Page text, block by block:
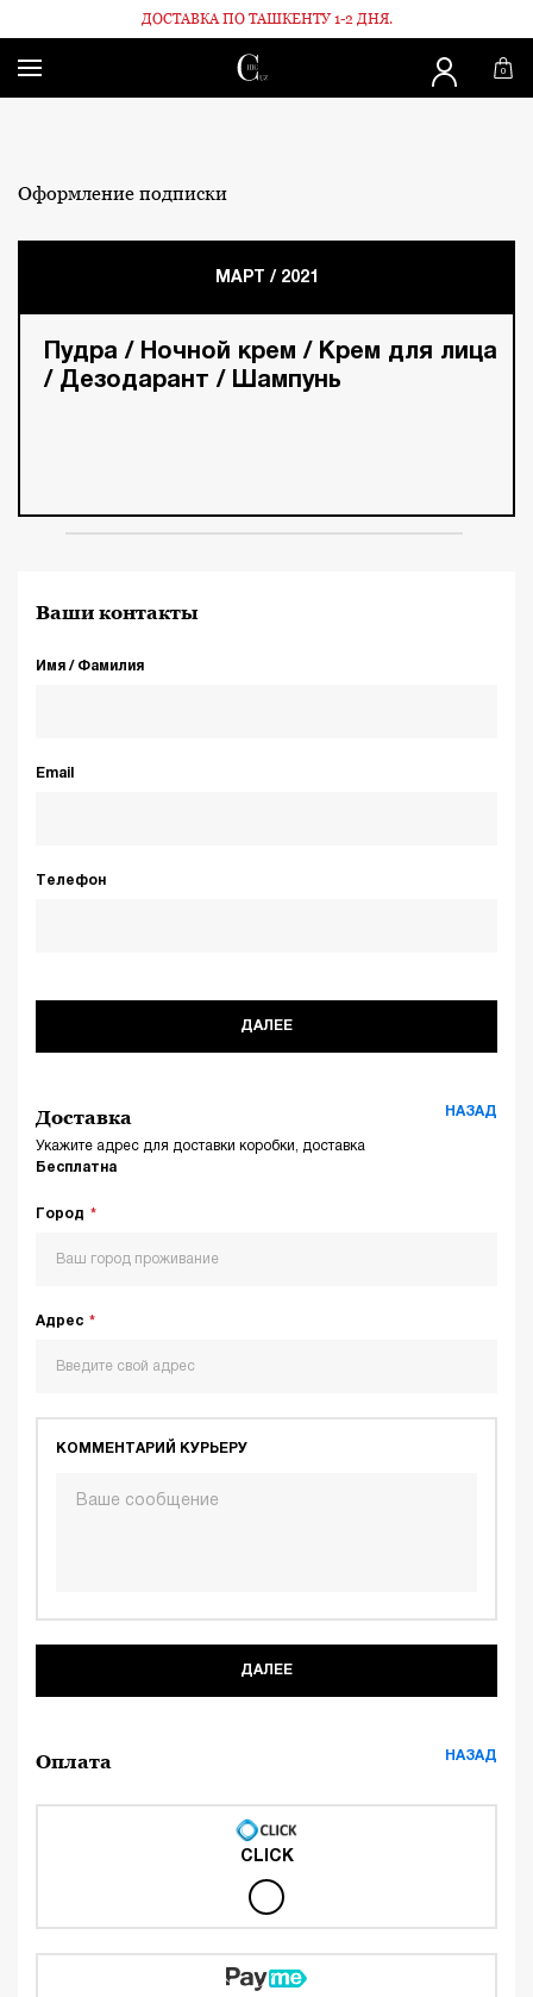
ДОСТАВКА ПО ТАШКЕНТУ 1-2 ДНЯ.
0
Chicbox МАРТ / 2021
Оформление подписки
Ваши контакты
Имя / Фамилия
Email
Телефон
ДАЛЕЕ
Доставка
Укажите адрес для доставки коробки, доставка
Бесплатна
НАЗАД
Город
Адрес
КОММЕНТАРИЙ КУРЬЕРУ
ДАЛЕЕ
Оплата НАЗАД
CLICK
МАРТ / 2021
Пудра / Ночной крем / Крем для лица
/ Дезодарант / Шампунь